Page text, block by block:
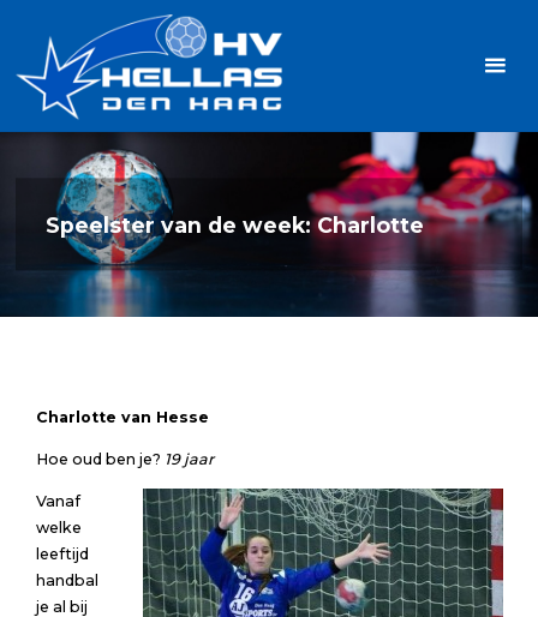
inhoud
Speelster van de week: Charlotte
Charlotte van Hesse
Hoe oud ben je? 19 jaar
Vanaf
welke
leeftijd
handbal
je al bij